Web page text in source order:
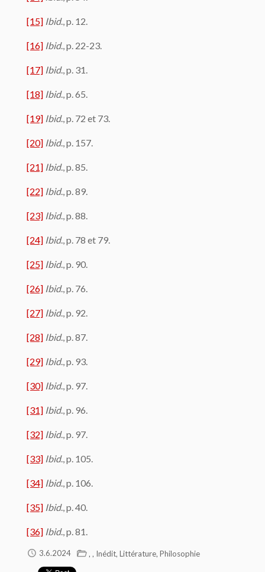
[15] Ibid., p. 12.
[16] Ibid., p. 22-23.
[17] Ibid., p. 31.
[18] Ibid., p. 65.
[19] Ibid., p. 72 et 73.
[20] Ibid., p. 157.
[21] Ibid., p. 85.
[22] Ibid., p. 89.
[23] Ibid., p. 88.
[24] Ibid., p. 78 et 79.
[25] Ibid., p. 90.
[26] Ibid., p. 76.
[27] Ibid., p. 92.
[28] Ibid., p. 87.
[29] Ibid., p. 93.
[30] Ibid., p. 97.
[31] Ibid., p. 96.
[32] Ibid., p. 97.
[33] Ibid., p. 105.
[34] Ibid., p. 106.
[35] Ibid., p. 40.
[36] Ibid., p. 81.
3.6.2024 , , Inédit, Littérature, Philosophie